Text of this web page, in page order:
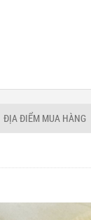
ĐỊA ĐIỂM MUA HÀNG